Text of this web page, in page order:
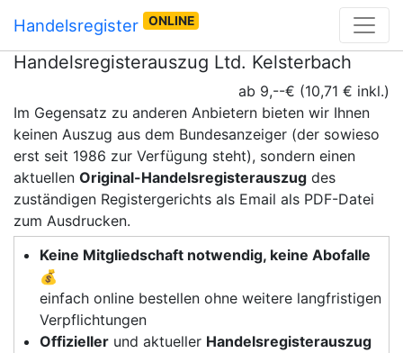
Handelsregister ONLINE
Handelsregisterauszug Ltd. Kelsterbach
ab 9,--€ (10,71 € inkl.)
Im Gegensatz zu anderen Anbietern bieten wir Ihnen
keinen Auszug aus dem Bundesanzeiger (der sowieso
erst seit 1986 zur Verfügung steht), sondern einen
aktuellen Original-Handelsregisterauszug des
zuständigen Registergerichts als Email als PDF-Datei
zum Ausdrucken.
Keine Mitgliedschaft notwendig, keine Abofalle
💰
einfach online bestellen ohne weitere langfristigen
Verpflichtungen
Offizieller und aktueller Handelsregisterauszug